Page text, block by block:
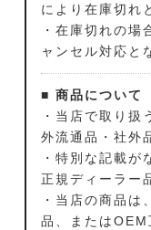
により在庫切れ
・在庫切れの場
ャンセル対応と
■ 商品について
・当店で取り扱
外流通品・社外
・特別な記載が
正規ディーラー
・当店の商品は
品、またはOEM